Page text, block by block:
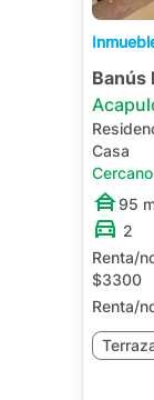
Banús
Casa
95
2
Renta/
$3300
Renta/